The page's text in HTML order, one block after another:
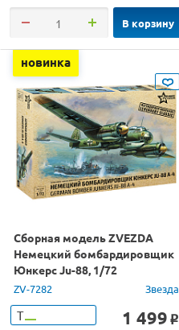
В корзину
новинка
Сборная модель ZVEZDA
Немецкий бомбардировщик
Юнкерс Ju-88, 1/72
ZV-7282 Звезда
Т 1 499 o